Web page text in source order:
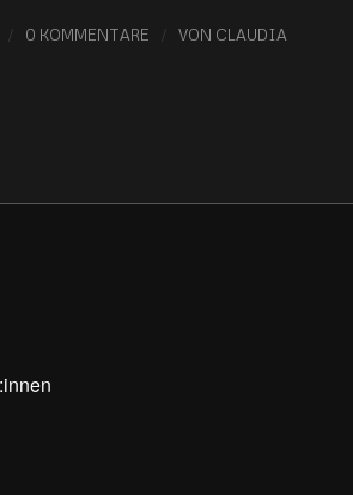
/ 0 KOMMENTARE / VON CLAUDIA